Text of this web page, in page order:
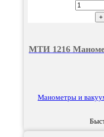
0,6
+
МТИ 1216
Манометры и